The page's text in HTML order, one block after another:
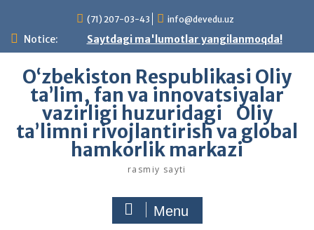
content
(71) 207-03-43 info@devedu.uz
Notice: Saytdagi ma'lumotlar yangilanmoqda!
Oʻzbekiston Respublikasi Oliy
ta’lim, fan va innovatsiyalar
vazirligi huzuridagi Oliy
taʼlimni rivojlantirish va global
hamkorlik markazi
rasmiy sayti
Menu